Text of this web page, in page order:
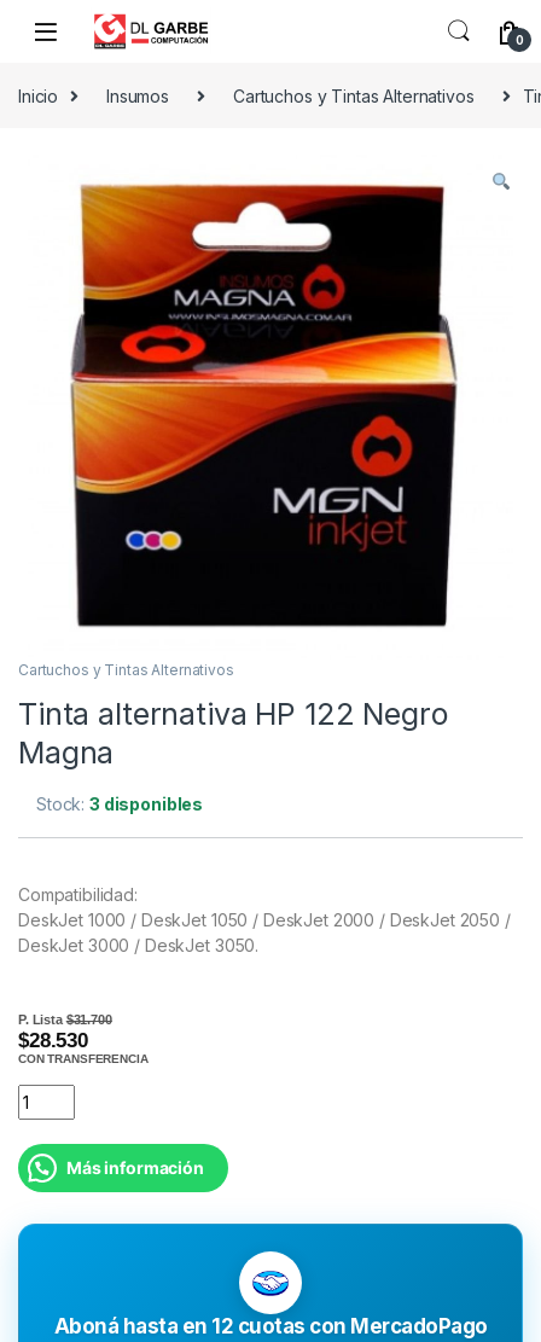
0
Inicio Insumos Cartuchos y Tintas Alternativos
Cartuchos y Tintas Alternativos
Tinta alternativa HP 122 Negro
Magna
Stock:3 disponibles
Compatibilidad:
DeskJet 1000 / DeskJet 1050 / DeskJet 2000 / DeskJet 2050 /
DeskJet 3000 / DeskJet 3050.
P. Lista$31.700
$28.530
CON TRANSFERENCIA
Más información
Aboná hasta en 12 cuotas con MercadoPago